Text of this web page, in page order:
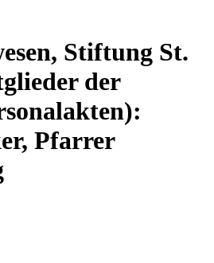
Stiftung St.
der
Pfarrer